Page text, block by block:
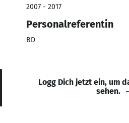
2007 - 2017
Personalreferentin
BD
Logg Dich jetzt ein, um
sehen.